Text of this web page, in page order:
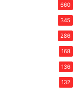
660
345
286
168
136
132